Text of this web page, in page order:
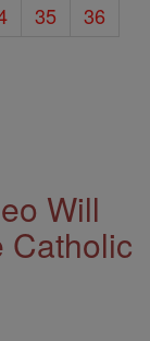
35
36
Will
Catholic